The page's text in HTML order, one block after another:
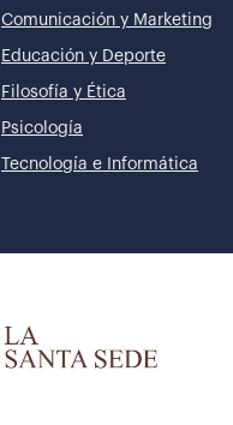
Comunicación y Marketing
Educación y Deporte
Filosofía y Ética
Psicología
Tecnología e Informática